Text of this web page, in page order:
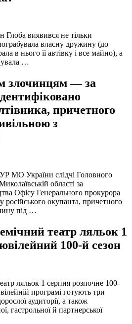
Глоба виявився не тільки
власну дружину (до
в нього її автівку і все майно), а
…
злочинцям — за
причетного
з
МО України слідчі Головного
області за
Офісу Генерального прокурора
російського окупанта, причетного
під …
театр ляльок 1
100-й сезон
ляльок 1 серпня розпочне 100-
програмі готують три
аудиторії, а також
гастрольної й партнерської